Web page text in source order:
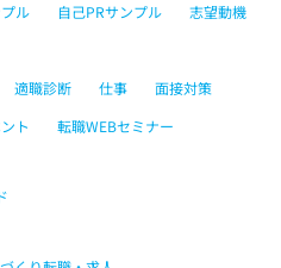
ル 自己PRサンプル
志望動機
適職診断 仕事
面接対策
ト 転職WEBセミナー